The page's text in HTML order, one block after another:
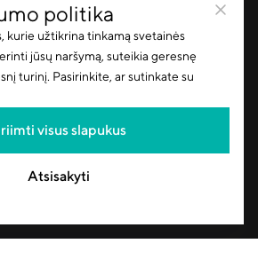
politika
kurie užtikrina tinkamą svetainės
jūsų naršymą, suteikia geresnę
turinį. Pasirinkite, ar sutinkate su
visus slapukus
Atsisakyti